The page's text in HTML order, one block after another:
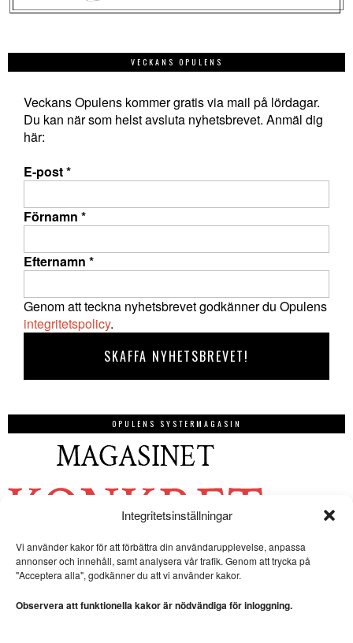
Integritetsinställningar
Vi använder kakor för att förbättra din användarupplevelse, anpassa
annonser och innehåll, samt analysera vår trafik. Genom att trycka på
"Acceptera alla", godkänner du att vi använder kakor.
Observera att funktionella kakor är nödvändiga för inloggning.
VECKANS OPULENS
Veckans Opulens kommer gratis via mail på lördagar.
Du kan när som helst avsluta nyhetsbrevet. Anmäl dig
här:
E-post*
Förnamn *
Efternamn *
Genom att teckna nyhetsbrevet godkänner du Opulens
integritetspolicy.
OPULENS SYSTERMAGASIN